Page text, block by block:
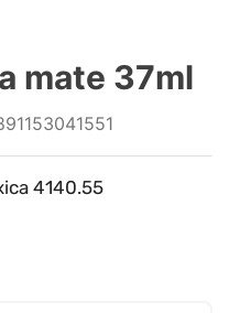
mate 37ml
4140.55